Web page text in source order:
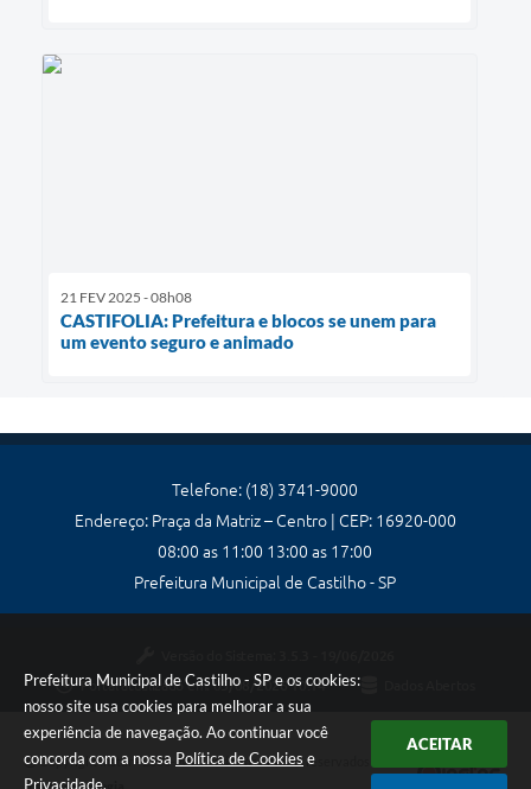
Prefeitura Municipal de Castilho - SP e os cookies:
nosso site usa cookies para melhorar a sua
experiência de navegação. Ao continuar você
concorda com a nossa Política de Cookies e
Privacidade.
ACEITAR
21 FEV 2025 - 08h08
CASTIFOLIA: Prefeitura e blocos se unem para
um evento seguro e animado
Telefone: (18) 3741-9000
Endereço: Praça da Matriz – Centro | CEP: 16920-000
08:00 as 11:00 13:00 as 17:00
Prefeitura Municipal de Castilho - SP
Portal atualizado em:05/08/2026 10:14
Copyright Instar - 2006-2026. Todos os direitos reservados -